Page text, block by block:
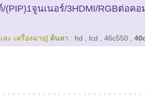
(PIP)1จูนเนอร์/3HDMI/RGBต่อค
ะ เครื่องฉาย] ค้นหา : hd lcd 46c550